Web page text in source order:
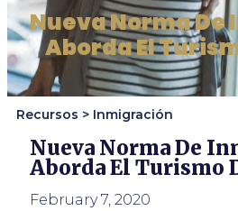
Nueva Norma
Aborda El
Recursos > Inmigración
Nueva Norma De
Aborda El Turismo
February 7, 2020